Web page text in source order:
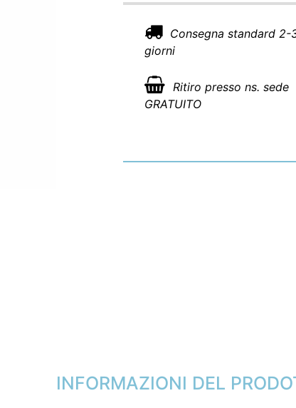
Consegna standard 2-
giorni
Ritiro presso ns. sede
GRATUITO
INFORMAZIONI DEL